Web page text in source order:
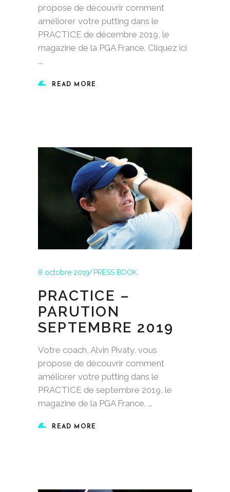
propose de découvrir comment
améliorer votre putting dans le
PRACTICE de décembre 2019, le
magazine de la PGA France. Cliquez ici
READ MORE
8 octobre 2019 PRESS BOOK
PRACTICE –
PARUTION
SEPTEMBRE 2019
Votre coach, Alvin Pivaty, vous
propose de découvrir comment
améliorer votre putting dans le
PRACTICE de septembre 2019, le
magazine de la PGA France.
READ MORE